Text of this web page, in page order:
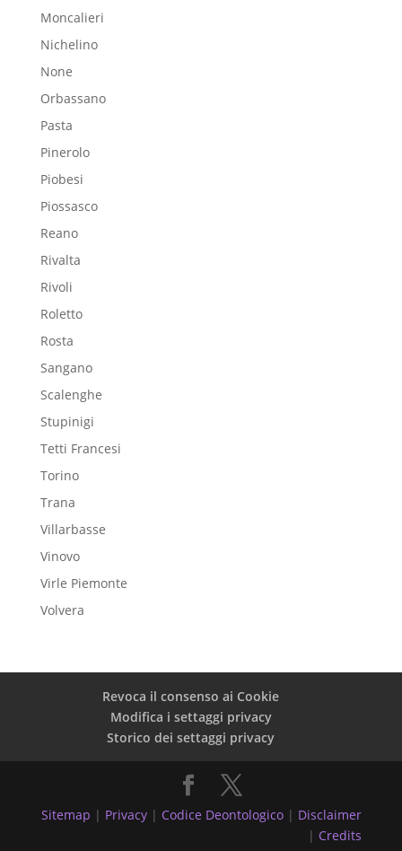
Moncalieri
Nichelino
None
Orbassano
Pasta
Pinerolo
Piobesi
Piossasco
Reano
Rivalta
Rivoli
Roletto
Rosta
Sangano
Scalenghe
Stupinigi
Tetti Francesi
Torino
Trana
Villarbasse
Vinovo
Virle Piemonte
Volvera
Revoca il consenso ai Cookie
Modifica i settaggi privacy
Storico dei settaggi privacy
Sitemap | Privacy | Codice Deontologico | Disclaimer
| Credits